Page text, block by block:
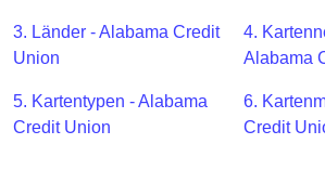
BIN
CC
Generator
from
Banks
3. Länder - Alabama Credit
Union
4.
Alabama
5. Kartentypen - Alabama
Credit Union
6.
Credit